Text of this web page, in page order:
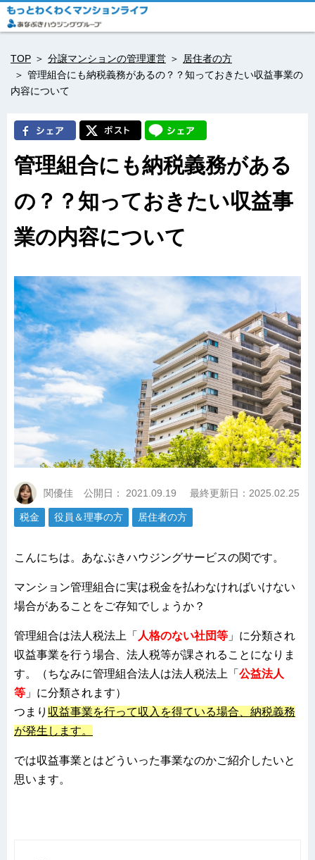
TOP 分譲マンションの管理運営
居住者の方
管理組合にも納税義務があるの？？知っておきたい収益事業の
内容について
管理組合にも納税義務がある
の？？知っておきたい収益事
業の内容について
関優佳 公開日： 2021.09.19 最終更新日：2025.02.25
税金 役員＆理事の方 居住者の方
こんにちは。あなぶきハウジングサービスの関です。
マンション管理組合に実は税金を払わなければいけない
場合があることをご存知でしょうか？
管理組合は法人税法上「 人格のない社団等 」に分類され
収益事業を行う場合、法人税等が課されることになりま
す。（ちなみに管理組合法人は法人税法上「 公益法人
等 」に分類されます）
つまり 収益事業を行って収入を得ている場合、納税義務
が発生します。
では収益事業とはどういった事業なのかご紹介したいと
思います。